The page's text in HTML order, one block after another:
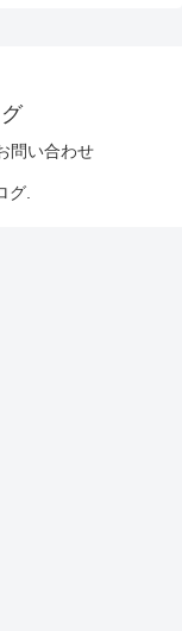
問い合わせ
グ.